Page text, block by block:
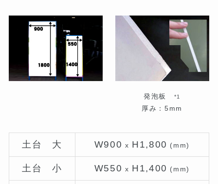
発泡板 *1
厚み：5mm
土台 大 W900 x H1,800 (mm)
土台 小 W550 x H1,400 (mm)